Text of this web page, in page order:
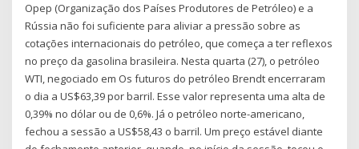
Opep (Organização dos Países Produtores de Petróleo) e a
Rússia não foi suficiente para aliviar a pressão sobre as
cotações internacionais do petróleo, que começa a ter reflexos
no preço da gasolina brasileira. Nesta quarta (27), o petróleo
WTI, negociado em Os futuros do petróleo Brendt encerraram
o dia a US$63,39 por barril. Esse valor representa uma alta de
0,39% no dólar ou de 0,6%. Já o petróleo norte-americano,
fechou a sessão a US$58,43 o barril. Um preço estável diante